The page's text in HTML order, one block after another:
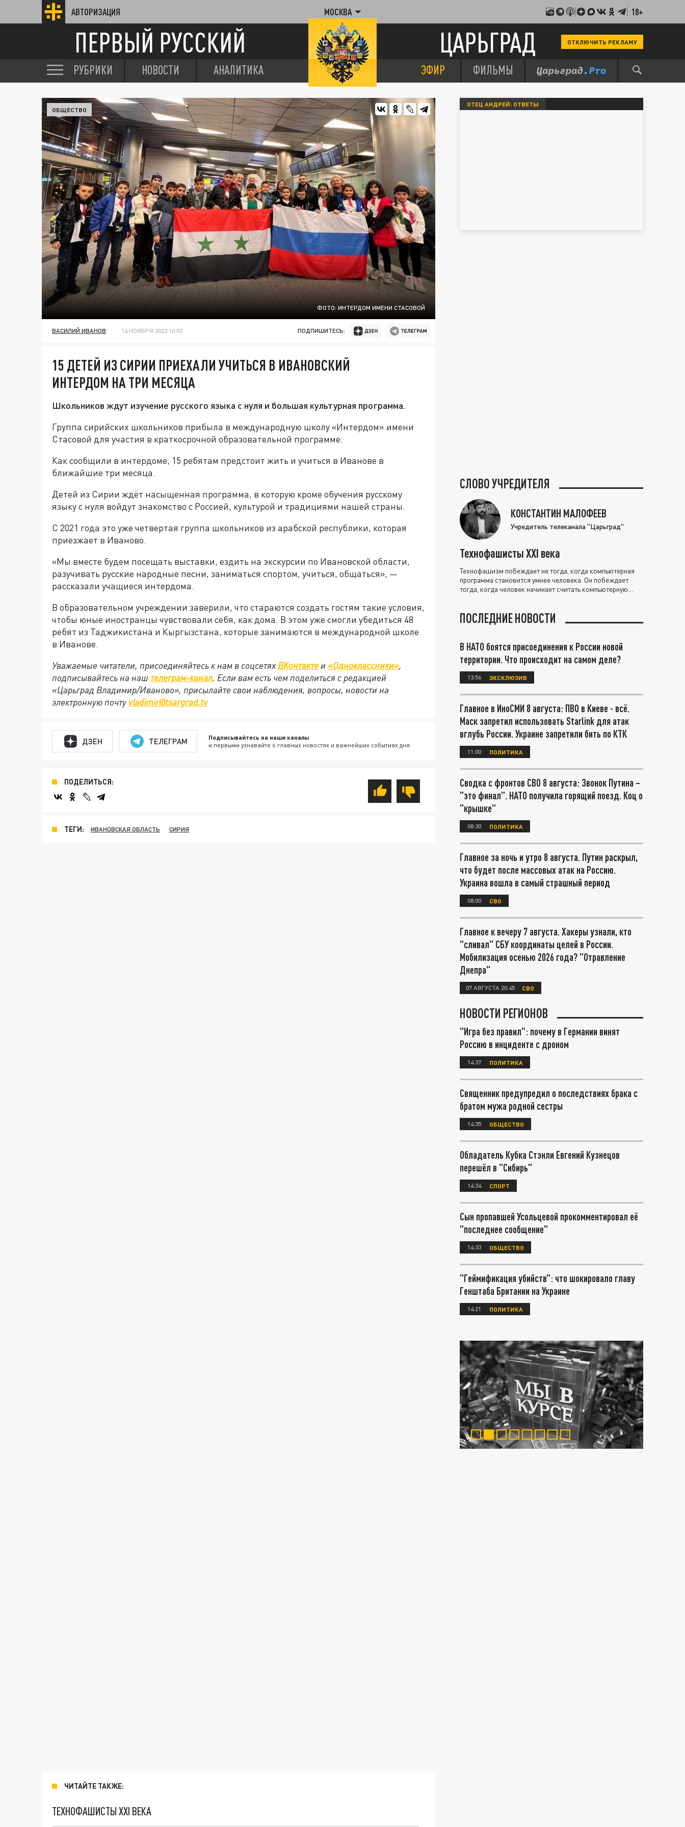
АВТОРИЗАЦИЯ МОСКВА 18+
ПЕРВЫЙ РУССКИЙ ЦАРЬГРАД ОТКЛЮЧИТЬ РЕКЛАМУ
РУБРИКИ НОВОСТИ АНАЛИТИКА ЭФИР ФИЛЬМЫ
ФОТО: ИНТЕРДОМ ИМЕНИ СТАСОВОЙ
ОБЩЕСТВО
ВАСИЛИЙ ИВАНОВ 14 НОЯБРЯ 2023 10:02 ПОДПИШИТЕСЬ:
15 ДЕТЕЙ ИЗ СИРИИ ПРИЕХАЛИ УЧИТЬСЯ В ИВАНОВСКИЙ
ИНТЕРДОМ НА ТРИ МЕСЯЦА
Школьников ждут изучение русского языка с нуля и большая культурная программа.
Группа сирийских школьников прибыла в международную школу «Интердом» имени
Стасовой для участия в краткосрочной образовательной программе.
Как сообщили в интердоме, 15 ребятам предстоит жить и учиться в Иванове в
ближайшие три месяца.
Детей из Сирии ждёт насыщенная программа, в которую кроме обучения русскому
языку с нуля войдут знакомство с Россией, культурой и традициями нашей страны.
С 2021 года это уже четвертая группа школьников из арабской республики, которая
приезжает в Иваново.
«Мы вместе будем посещать выставки, ездить на экскурсии по Ивановской области,
разучивать русские народные песни, заниматься спортом, учиться, общаться», —
рассказали учащиеся интердома.
В образовательном учреждении заверили, что стараются создать гостям такие условия,
чтобы юные иностранцы чувствовали себя, как дома. В этом уже смогли убедиться 48
ребят из Таджикистана и Кыргызстана, которые занимаются в международной школе
в Иванове.
Уважаемые читатели, присоединяйтесь к нам в соцсетях ВКонтакте и «Одноклассники»,
подписывайтесь на наш телеграм-канал. Если вам есть чем поделиться с редакцией
«Царьград Владимир/Иваново», присылайте свои наблюдения, вопросы, новости на
электронную почту vladimir@tsargrad.tv
ДЗЕН ТЕЛЕГРАМ Подписывайтесь на наши каналы
и первыми узнавайте о главных новостях и важнейших событиях дня.
ПОДЕЛИТЬСЯ:
ТЕГИ: ИВАНОВСКАЯ ОБЛАСТЬ СИРИЯ
ЧИТАЙТЕ ТАКЖЕ:
ТЕХНОФАШИСТЫ XXI ВЕКА
ОТЕЦ АНДРЕЙ: ОТВЕТЫ
СЛОВО УЧРЕДИТЕЛЯ
КОНСТАНТИН МАЛОФЕЕВ
Учредитель телеканала "Царьград"
Технофашисты XXI века
Технофашизм побеждает не тогда, когда компьютерная
программа становится умнее человека. Он побеждает
тогда, когда человек начинает считать компьютерную
ПОСЛЕДНИЕ НОВОСТИ
В НАТО боятся присоединения к России новой
территории. Что происходит на самом деле?
13:56 ЭКСКЛЮЗИВ
Главное в ИноСМИ 8 августа: ПВО в Киеве - всё.
Маск запретил использовать Starlink для атак
вглубь России. Украине запретили бить по КТК
11:00 ПОЛИТИКА
Сводка с фронтов СВО 8 августа: Звонок Путина –
"это финал". НАТО получила горящий поезд. Коц о
"крышке"
08:30 ПОЛИТИКА
Главное за ночь и утро 8 августа. Путин раскрыл,
что будет после массовых атак на Россию.
Украина вошла в самый страшный период
08:00 СВО
Главное к вечеру 7 августа. Хакеры узнали, кто
"сливал" СБУ координаты целей в России.
Мобилизация осенью 2026 года? "Отравление
Днепра"
07 АВГУСТА 20:45 СВО
НОВОСТИ РЕГИОНОВ
"Игра без правил": почему в Германии винят
Россию в инциденте с дроном
14:37 ПОЛИТИКА
Священник предупредил о последствиях брака с
братом мужа родной сестры
14:35 ОБЩЕСТВО
Обладатель Кубка Стэнли Евгений Кузнецов
перешёл в "Сибирь"
14:34 СПОРТ
Сын пропавшей Усольцевой прокомментировал её
"последнее сообщение"
14:33 ОБЩЕСТВО
"Геймификация убийств": что шокировало главу
Генштаба Британии на Украине
14:21 ПОЛИТИКА